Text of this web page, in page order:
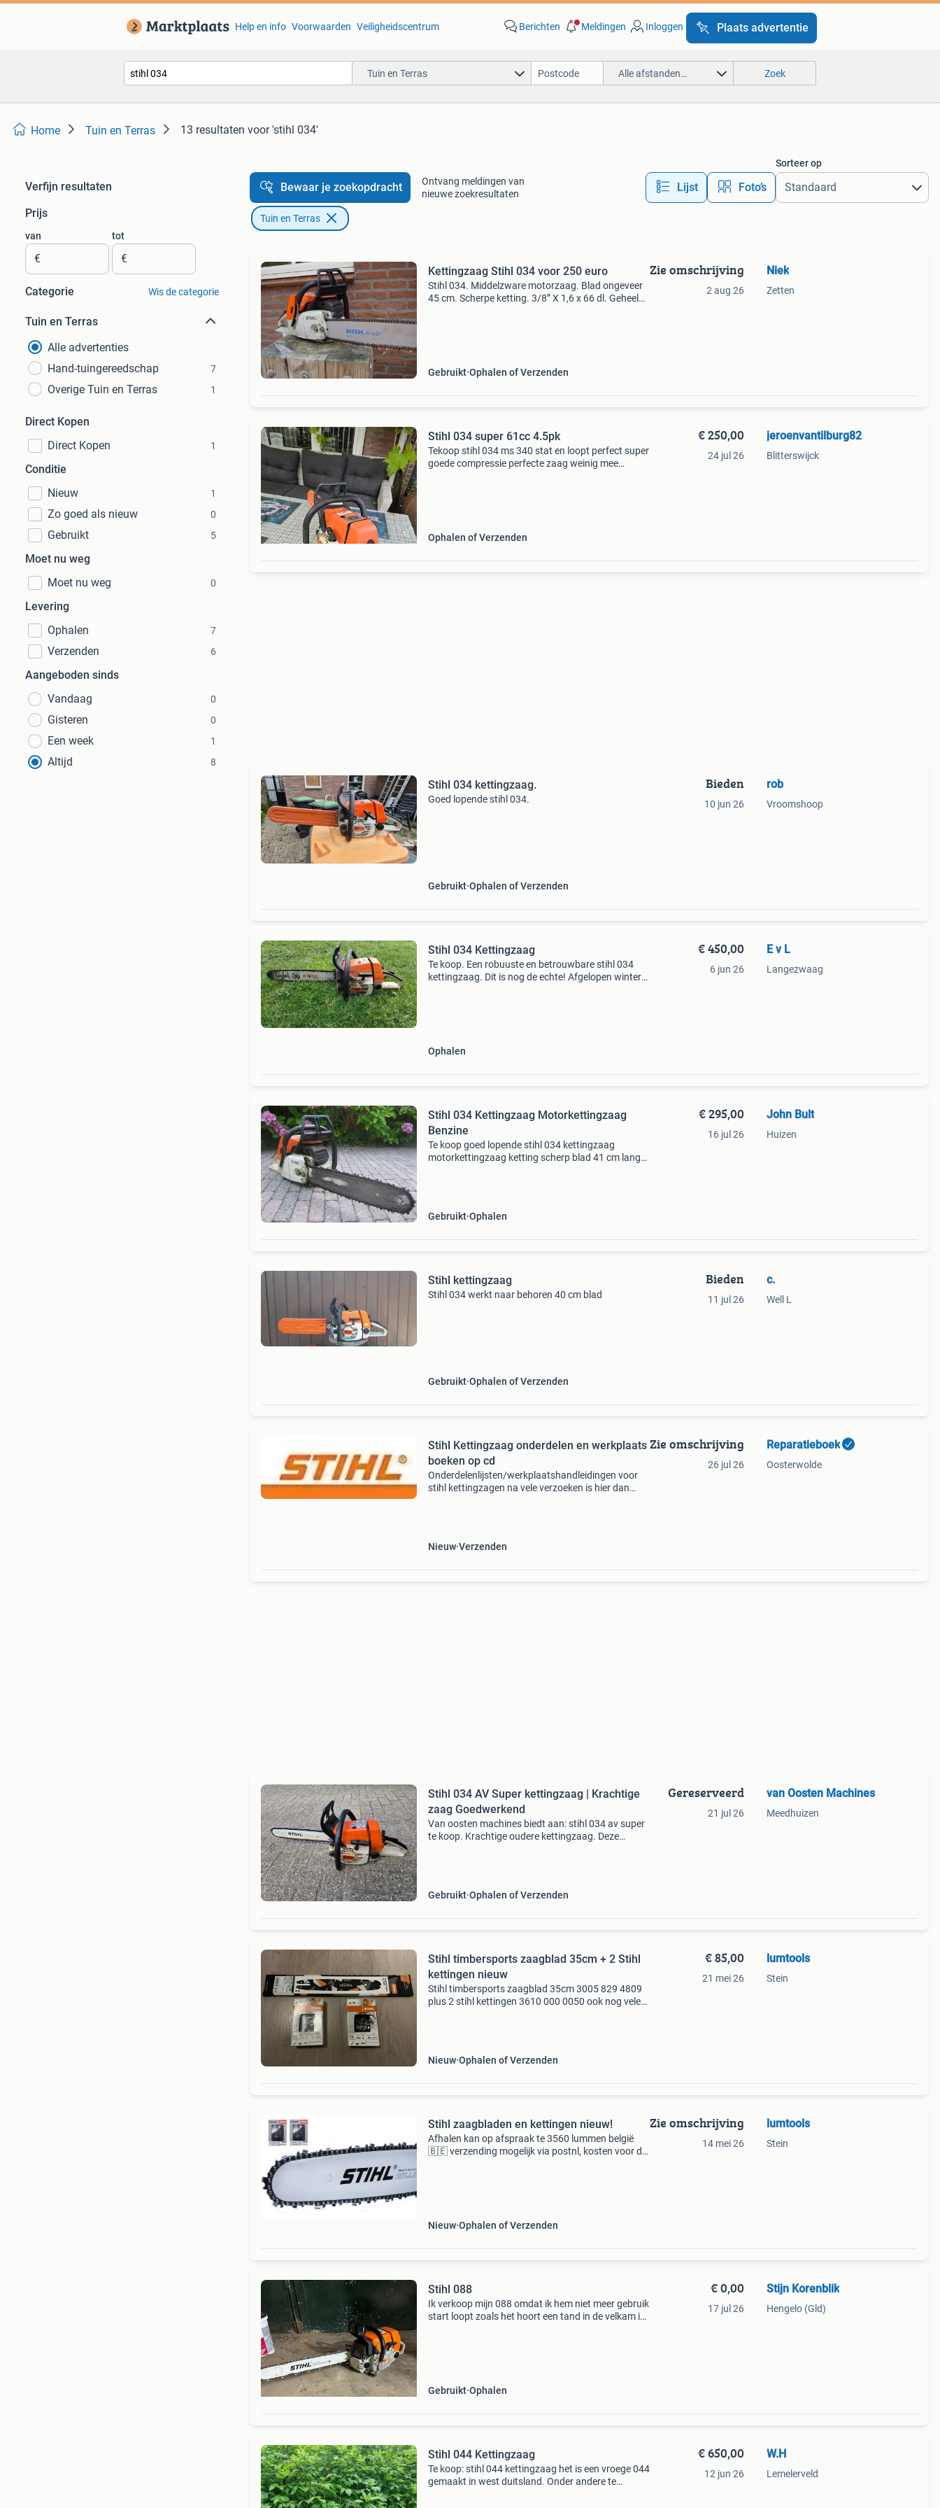
Help en info Voorwaarden Veiligheidscentrum Berichten Meldingen Inloggen Plaats advertentie
Tuin en Terras Alle afstanden… Zoek
Home Tuin en Terras 13 resultaten voor 'stihl 034'
Verfijn resultaten
Prijs
van
€
tot
€
Categorie Wis de categorie
Tuin en Terras
Alle advertenties
Hand-tuingereedschap
7
Overige Tuin en Terras 1
Direct Kopen
Direct Kopen
1
Conditie
Nieuw
1
Zo goed als nieuw 0
Gebruikt 5
Moet nu weg
Moet nu weg
0
Levering
Ophalen
7
Verzenden 6
Aangeboden sinds
Vandaag
0
Gisteren 0
Een week 1
Altijd 8
Bewaar je zoekopdracht
Ontvang meldingen van
nieuwe zoekresultaten
Lijst Foto’s
Sorteer op
Tuin en Terras
Kettingzaag Stihl 034 voor 250 euro
Stihl 034. Middelzware motorzaag. Blad ongeveer
45 cm. Scherpe ketting. 3/8” X 1,6 x 66 dl. Geheel
Gebruikt Ophalen of Verzenden
Zie omschrijving
2 aug 26
Niek
Zetten
Stihl 034 super 61cc 4.5pk
Tekoop stihl 034 ms 340 stat en loopt perfect super
goede compressie perfecte zaag weinig mee
Ophalen of Verzenden
€ 250,00
24 jul 26
jeroenvantilburg82
Blitterswijck
Stihl 034 kettingzaag.
Goed lopende stihl 034.
Gebruikt Ophalen of Verzenden
Bieden
10 jun 26
rob
Vroomshoop
Stihl 034 Kettingzaag
Te koop. Een robuuste en betrouwbare stihl 034
kettingzaag. Dit is nog de echte! Afgelopen winter
Ophalen
€ 450,00
6 jun 26
E v L
Langezwaag
Stihl 034 Kettingzaag Motorkettingzaag
Benzine
Te koop goed lopende stihl 034 kettingzaag
motorkettingzaag ketting scherp blad 41 cm lang
Gebruikt Ophalen
€ 295,00
16 jul 26
John Bult
Huizen
Stihl kettingzaag
Stihl 034 werkt naar behoren 40 cm blad
Gebruikt Ophalen of Verzenden
Bieden
11 jul 26
c.
Well L
Stihl Kettingzaag onderdelen en werkplaats
boeken op cd
Onderdelenlijsten/werkplaatshandleidingen voor
stihl kettingzagen na vele verzoeken is hier dan
Nieuw Verzenden
Zie omschrijving
26 jul 26
Reparatieboek
Oosterwolde
Stihl 034 AV Super kettingzaag | Krachtige
zaag Goedwerkend
Van oosten machines biedt aan: stihl 034 av super
te koop. Krachtige oudere kettingzaag. Deze
Gebruikt Ophalen of Verzenden
Gereserveerd
21 jul 26
van Oosten Machines
Meedhuizen
Stihl timbersports zaagblad 35cm + 2 Stihl
kettingen nieuw
Stihl timbersports zaagblad 35cm 3005 829 4809
plus 2 stihl kettingen 3610 000 0050 ook nog vele
Nieuw Ophalen of Verzenden
€ 85,00
21 mei 26
lumtools
Stein
Stihl zaagbladen en kettingen nieuw!
Afhalen kan op afspraak te 3560 lummen belgië
🇧🇪 verzending mogelijk via postnl, kosten voor de
Nieuw Ophalen of Verzenden
Zie omschrijving
14 mei 26
lumtools
Stein
Stihl 088
Ik verkoop mijn 088 omdat ik hem niet meer gebruik
start loopt zoals het hoort een tand in de velkam is
Gebruikt Ophalen
€ 0,00
17 jul 26
Stijn Korenblik
Hengelo (Gld)
Stihl 044 Kettingzaag
Te koop: stihl 044 kettingzaag het is een vroege 044
gemaakt in west duitsland. Onder andere te
€ 650,00
12 jun 26
W.H
Lemelerveld